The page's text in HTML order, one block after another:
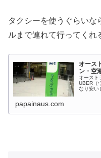
タクシーを使うぐらいな
ルまで連れて行ってくれ
オース
ン・空
オースト
UBER（
なり安い
papainaus.com